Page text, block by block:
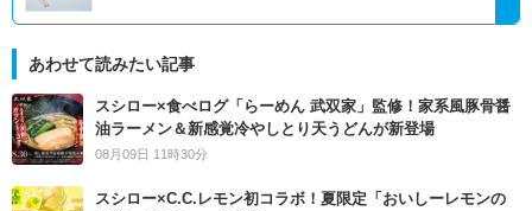
あわせて読みたい記事
スシロー×食べログ「らーめん 武双家」監修！家系風豚骨醤
油ラーメン＆新感覚冷やしとり天うどんが新登場
08月09日 11時30分
スシロー×C.C.レモン初コラボ！夏限定「おいしーレモンの